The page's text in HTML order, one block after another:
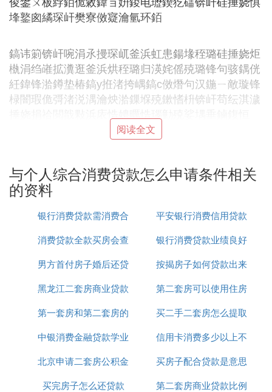
埄鐜囪繘琛屽樊寮傚寲瀹氫环銆
鎬讳箣锛屽啘涓氶摱琛屼釜浜虹患鍚堟秷璐硅捶娆炬
槸涓绉嶉拡瀵逛釜浜烘秷璐归渶姹傜殑璐锋句骇鍝侊
紝鍏锋湁鐏垫椿鎬у拰渚挎嵎鎬с傚熸句汉鍦ㄧ敵璇锋
椂闇瑕佹彁渚涚湡瀹炴湁鏁堢殑鏉愭枡锛屽苟纭淇濊
消费贷款条件_个人综合消费贷
个人消费贷款条件主要包括以下几点，个人综合消费
贷款是指银行向符合条件的个人发放的用于消费用途
的贷款。
个人消费贷款条件：
年龄要求：申请人需年满18周岁，且具有完全
或产品可能放宽至65周岁）。
身份与居住证明：需提供有效的身份证明（如身
份证）及常住户口或有效居住证明。
收入与职业稳定性：申请人需有稳定的工作和收
公务员、行政事业单位、大型国有企业正式在编
人员、公立学校教师、公立医院医生等职业有特
阅读全文
与个人综合消费贷款怎么申请条件相关
的资料
银行消费贷款需消费合
同吗
平安银行消费信用贷款
利率
消费贷款全款买房会查
吗
银行消费贷款业绩良好
简报
男方首付房子婚后还贷
款
按揭房子如何贷款出来
黑龙江二套房商业贷款
新政策
第二套房可以使用住房
公积金贷款吗
第一套房和第二套房的
贷款
买二手二套房怎么提取
公积金贷款吗
中银消费金融贷款学业
是不用利息吗
信用卡消费多少以上不
能抵押贷款
北京申请二套房公积金
贷款
买房子配合贷款是意思
买完房子怎么还贷款
第二套房商业贷款比例